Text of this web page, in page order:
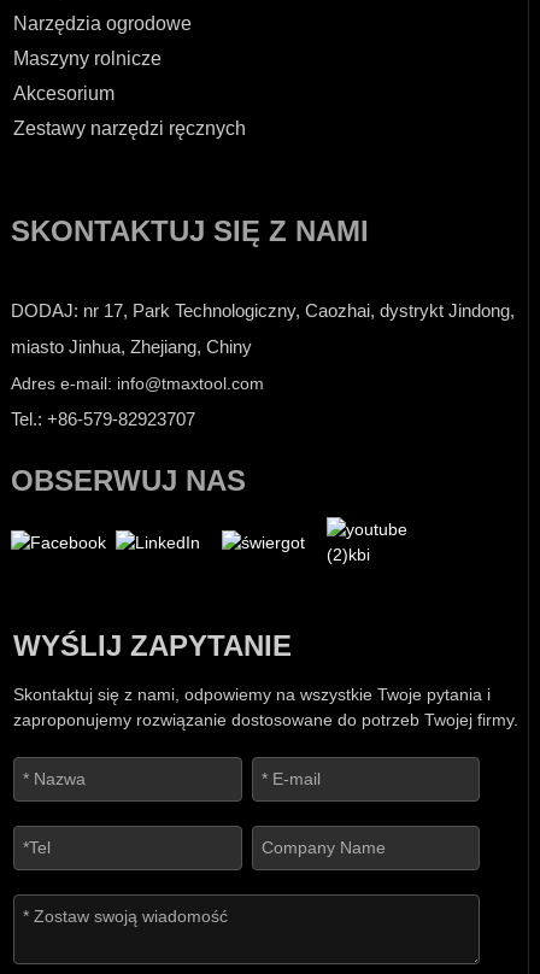
Narzędzia ogrodowe
Maszyny rolnicze
Akcesorium
Zestawy narzędzi ręcznych
SKONTAKTUJ SIĘ Z NAMI
DODAJ: nr 17, Park Technologiczny, Caozhai, dystrykt Jindong,
miasto Jinhua, Zhejiang, Chiny
Adres e-mail: info@tmaxtool.com
Tel.: +86-579-82923707
OBSERWUJ NAS
WYŚLIJ ZAPYTANIE
Skontaktuj się z nami, odpowiemy na wszystkie Twoje pytania i
zaproponujemy rozwiązanie dostosowane do potrzeb Twojej firmy.